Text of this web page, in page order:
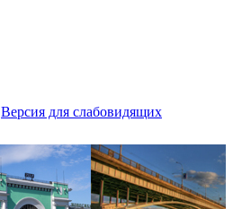
Версия для слабовидящих